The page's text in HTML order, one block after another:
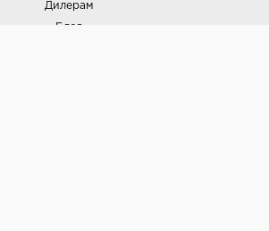
Дилерам
Блог